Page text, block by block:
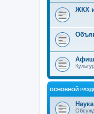
ЖКХ
ОСНОВНОЙ